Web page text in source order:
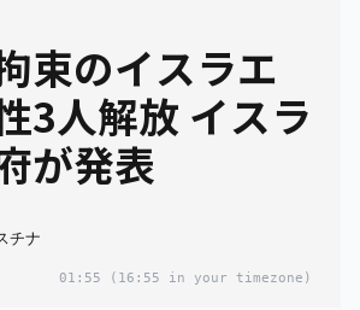
束のイスラエ
3人解放 イスラ
が発表
チナ
01:55 (16:55 in your timezone)